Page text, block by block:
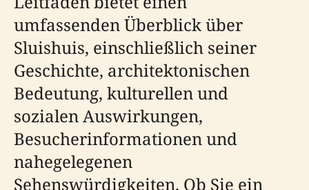
umfassenden Überblick über
Sluishuis, einschließlich seiner
Geschichte, architektonischen
Bedeutung, kulturellen und
sozialen Auswirkungen,
Besucherinformationen und
nahegelegenen
Sehenswürdigkeiten. Ob Sie ein